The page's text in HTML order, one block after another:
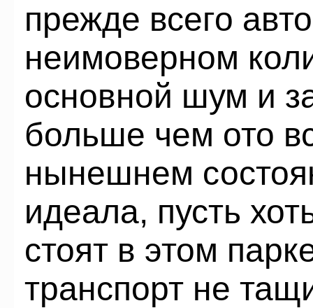
прежде всего
неимоверном
основной шум и
больше чем ото
нынешнем
идеала, пусть
стоят в этом
транспорт не